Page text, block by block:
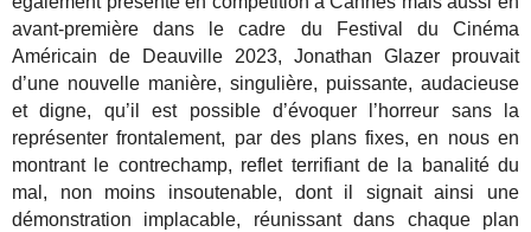
avant-première dans le cadre du Festival du Cinéma
Américain de Deauville 2023, Jonathan Glazer prouvait
d’une nouvelle manière, singulière, puissante, audacieuse
et digne, qu’il est possible d’évoquer l’horreur sans la
représenter frontalement, par des plans fixes, en nous en
montrant le contrechamp, reflet terrifiant de la banalité du
mal, non moins insoutenable, dont il signait ainsi une
démonstration implacable, réunissant dans chaque plan